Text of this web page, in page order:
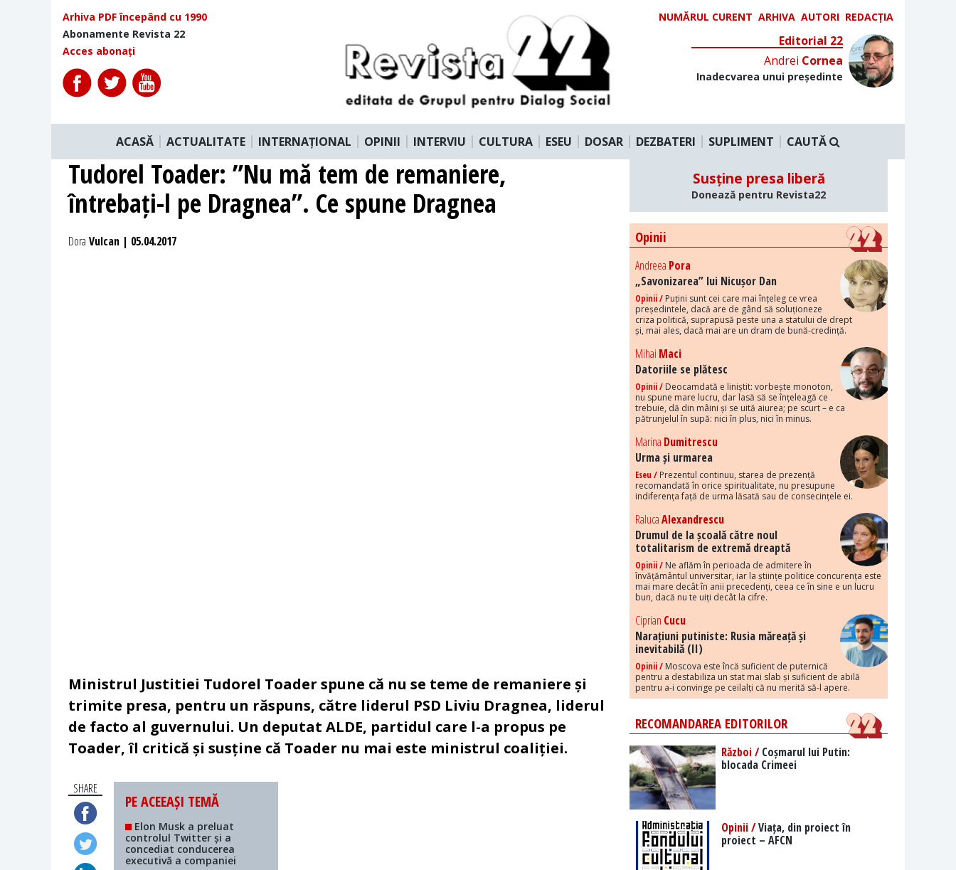
Arhiva PDF începând cu 1990
Abonamente Revista 22
Acces abonați
NUMĂRUL CURENT ARHIVA AUTORI REDACȚIA
Editorial 22
Andrei Cornea
Inadecvarea unui președinte
ACASĂ ACTUALITATE INTERNAȚIONAL OPINII INTERVIU CULTURA ESEU DOSAR DEZBATERI SUPLIMENT CAUTĂ
Tudorel Toader: ”Nu mă tem de remaniere,
întrebați-l pe Dragnea”. Ce spune Dragnea
Dora Vulcan | 05.04.2017
Ministrul Justitiei Tudorel Toader spune că nu se teme de remaniere și
trimite presa, pentru un răspuns, către liderul PSD Liviu Dragnea, liderul
de facto al guvernului. Un deputat ALDE, partidul care l-a propus pe
Toader, îl critică și susține că Toader nu mai este ministrul coaliției.
SHARE
PE ACEEAȘI TEMĂ
Elon Musk a preluat
controlul Twitter și a
concediat conducerea
executivă a companiei
Susține presa liberă
Donează pentru Revista22
Opinii
Andreea Pora
„Savonizarea” lui Nicușor Dan
Opinii / Puțini sunt cei care mai înțeleg ce vrea
președintele, dacă are de gând să soluționeze
criza politică, suprapusă peste una a statului de drept
și, mai ales, dacă mai are un dram de bună-credință.
Mihai Maci
Datoriile se plătesc
Opinii / Deocamdată e liniștit: vorbește monoton,
nu spune mare lucru, dar lasă să se înțeleagă ce
trebuie, dă din mâini și se uită aiurea; pe scurt – e ca
pătrunjelul în supă: nici în plus, nici în minus.
Marina Dumitrescu
Urma și urmarea
Eseu / Prezentul continuu, starea de prezență
recomandată în orice spiritualitate, nu presupune
indiferența față de urma lăsată sau de consecințele ei.
RalucaAlexandrescu
Drumul de la școală către noul
totalitarism de extremă dreaptă
Opinii / Ne aflăm în perioada de admitere în
învățământul universitar, iar la științe politice concurența este
mai mare decât în anii precedenți, ceea ce în sine e un lucru
bun, dacă nu te uiți decât la cifre.
Ciprian Cucu
Narațiuni putiniste: Rusia măreață și
inevitabilă (II)
Opinii / Moscova este încă suficient de puternică
pentru a destabiliza un stat mai slab și suficient de abilă
pentru a-i convinge pe ceilalți că nu merită să-l apere.
RECOMANDAREA EDITORILOR
Război /Coșmarul lui Putin:
blocada Crimeei
Opinii /Viața, din proiect în
proiect – AFCN